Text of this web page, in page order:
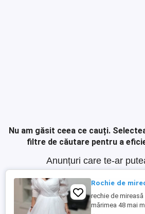
Nu am găsit ceea ce cauți.
filtre de căutare pentru a
Anunțuri care te-ar
Rochie de
rechie de
mărimea 48 mai